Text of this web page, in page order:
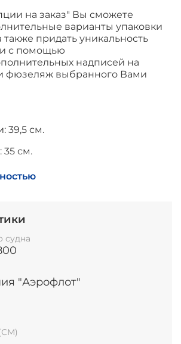
на заказ" Вы сможете
варианты упаковки
также придать уникальность
с помощью
надписей на
фюзеляж выбранного Вами
39,5 см.
35 см.
на подставке: 19 см.
судна
"Аэрофлот"